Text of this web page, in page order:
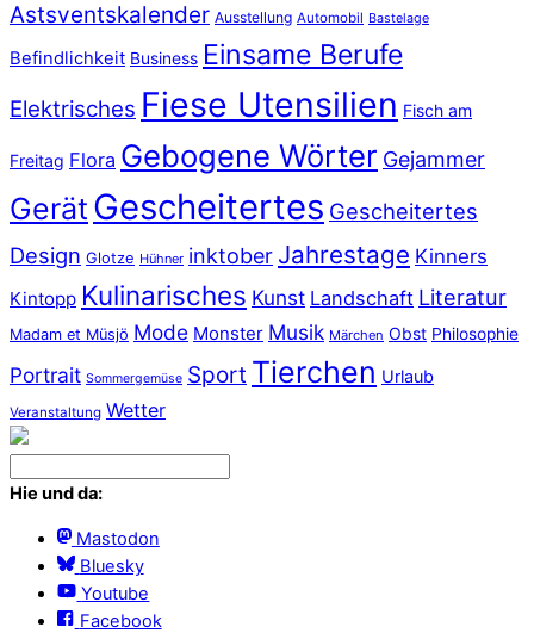
Astsventskalender Ausstellung Automobil Bastelage
Befindlichkeit Business Einsame Berufe
Elektrisches Fiese Utensilien Fisch am
Freitag Flora Gebogene Wörter Gejammer
Gerät Gescheitertes Gescheitertes
Design Glotze Hühner inktober Jahrestage Kinners
Kintopp Kulinarisches Kunst Landschaft Literatur
Madam et Müsjö Mode Monster Musik Märchen Obst Philosophie
Portrait Sommergemüse Sport Tierchen Urlaub
Veranstaltung Wetter
Hie und da:
Mastodon
Bluesky
Youtube
Facebook